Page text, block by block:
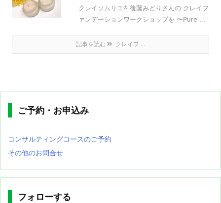
クレイソムリエ®️ 後藤みどりさんの クレイフ
ァンデーションワークショップを 〜Pure ...
記事を読む クレイフ ...
ご予約・お申込み
コンサルティングコースのご予約
その他のお問合せ
フォローする